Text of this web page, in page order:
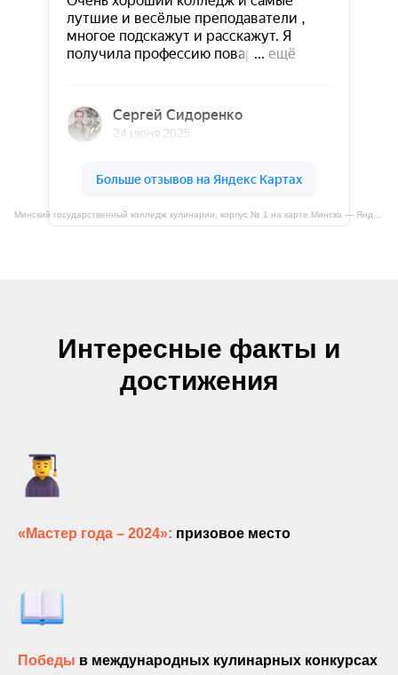
Интересные факты и
достижения
«Мастер года – 2024»: призовое место
Победы в международных кулинарных конкурсах